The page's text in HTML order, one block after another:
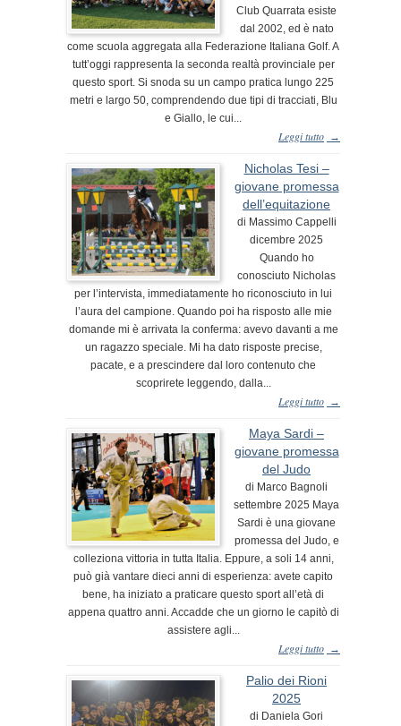
Club Quarrata esiste
dal 2002, ed è nato
come scuola aggregata alla Federazione Italiana Golf. A
tutt’oggi rappresenta la seconda realtà provinciale per
questo sport. Si snoda su un campo pratica lungo 225
metri e largo 50, comprendendo due tipi di tracciati, Blu
e Giallo, le cui...
Leggi tutto →
Nicholas Tesi –
giovane promessa
dell’equitazione
di Massimo Cappelli
dicembre 2025
Quando ho
conosciuto Nicholas
per l’intervista, immediatamente ho riconosciuto in lui
l’aura del campione. Quando poi ha risposto alle mie
domande mi è arrivata la conferma: avevo davanti a me
un ragazzo speciale. Mi ha dato risposte precise,
pacate, e a prescindere dal loro contenuto che
scoprirete leggendo, dalla...
Leggi tutto →
Maya Sardi –
giovane promessa
del Judo
di Marco Bagnoli
settembre 2025 Maya
Sardi è una giovane
promessa del Judo, e
colleziona vittoria in tutta Italia. Eppure, a soli 14 anni,
può già vantare dieci anni di esperienza: avete capito
bene, ha iniziato a praticare questo sport all’età di
appena quattro anni. Accadde che un giorno le capitò di
assistere agli...
Leggi tutto →
Palio dei Rioni
2025
di Daniela Gori